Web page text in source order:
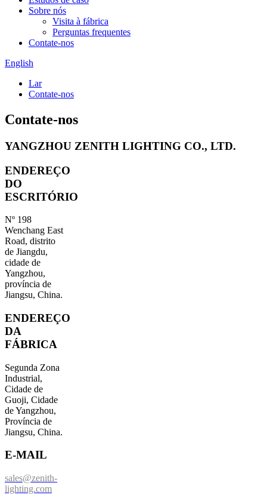
Sobre nós
Visita à fábrica
Perguntas frequentes
Contate-nos
English
Lar
Contate-nos
Contate-nos
YANGZHOU ZENITH LIGHTING CO., LTD.
ENDEREÇO
​​DO
ESCRITÓRIO
Nº 198
Wenchang East
Road, distrito
de Jiangdu,
cidade de
Yangzhou,
província de
Jiangsu, China.
ENDEREÇO
​​DA
FÁBRICA
Segunda Zona
Industrial,
Cidade de
Guoji, Cidade
de Yangzhou,
Província de
Jiangsu, China.
E-MAIL
sales@zenith-
lighting.com